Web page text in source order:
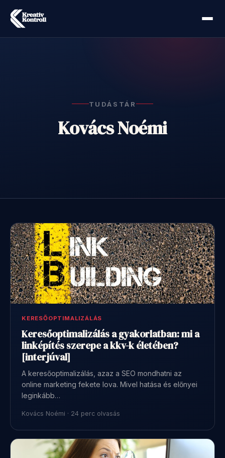
TUDÁSTÁR
Kovács Noémi
KERESŐOPTIMALIZÁLÁS
Keresőoptimalizálás a gyakorlatban: mi a
linképítés szerepe a kkv-k életében?
[interjúval]
A keresőoptimalizálás, azaz a SEO mondhatni az
online marketing fekete lova. Mivel hatása és előnyei
leginkább…
Kovács Noémi · 24 perc olvasás